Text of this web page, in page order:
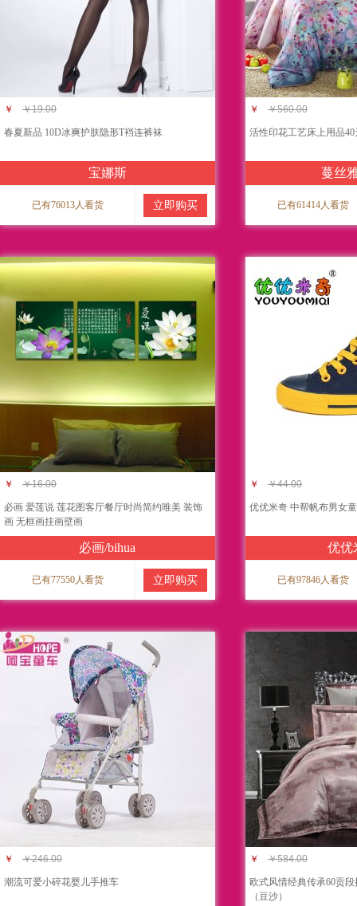
￥ ￥19.00
春夏新品 10D冰爽护肤隐形T裆连裤袜
宝娜斯
已有76013人看货 立即购买
￥ ￥560.00
活性印花工艺床上用品
蔓丝
已有61414人看货
￥ ￥16.00
必画 爱莲说 莲花图客厅餐厅时尚简约唯美 装饰
画 无框画挂画壁画
必画/bihua
已有77550人看货 立即购买
￥ ￥44.00
优优米奇 中帮帆布男女
优优
已有97846人看货
￥ ￥246.00
潮流可爱小碎花婴儿手推车
￥ ￥584.00
欧式风情经典传承60贡
（豆沙）